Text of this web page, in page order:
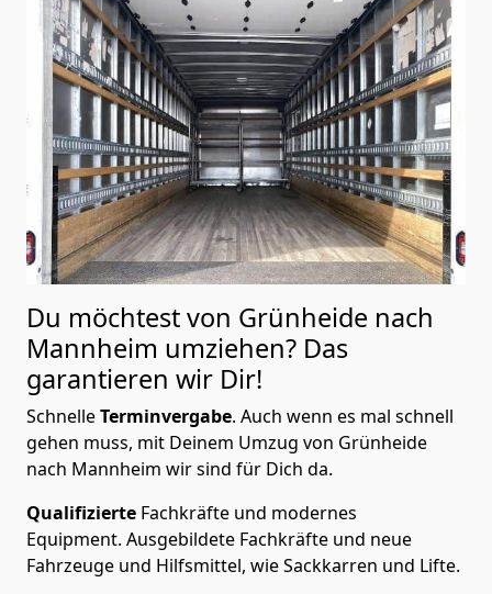
Du möchtest von Grünheide nach
Mannheim umziehen? Das
garantieren wir Dir!
SchnelleTerminvergabe. Auch wenn es mal schnell
gehen muss, mit Deinem Umzug von Grünheide
nach Mannheim wir sind für Dich da.
Qualifizierte Fachkräfte und modernes
Equipment. Ausgebildete Fachkräfte und neue
Fahrzeuge und Hilfsmittel, wie Sackkarren und Lifte.